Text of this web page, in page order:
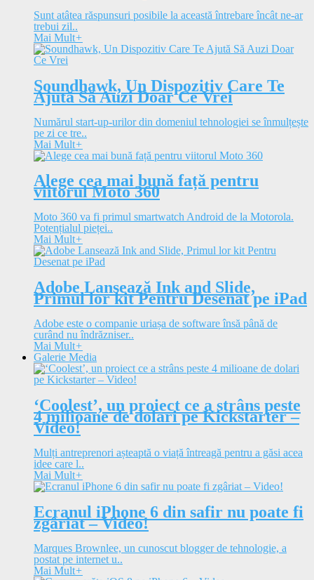
Sunt atâtea răspunsuri posibile la această întrebare încât ne-ar
trebui zil..
Mai Mult+
Soundhawk, Un Dispozitiv Care Te
Ajută Să Auzi Doar Ce Vrei
Numărul start-up-urilor din domeniul tehnologiei se înmulțește
pe zi ce tre..
Mai Mult+
Alege cea mai bună față pentru
viitorul Moto 360
Moto 360 va fi primul smartwatch Android de la Motorola.
Potențialul pieței..
Mai Mult+
Adobe Lansează Ink and Slide,
Primul lor kit Pentru Desenat pe iPad
Adobe este o companie uriașa de software însă până de
curând nu îndrăzniser..
Mai Mult+
Galerie Media
‘Coolest’, un proiect ce a strâns peste
4 milioane de dolari pe Kickstarter –
Video!
Mulți antreprenori așteaptă o viață întreagă pentru a găsi acea
idee care l..
Mai Mult+
Ecranul iPhone 6 din safir nu poate fi
zgâriat – Video!
Marques Brownlee, un cunoscut blogger de tehnologie, a
postat pe internet u..
Mai Mult+